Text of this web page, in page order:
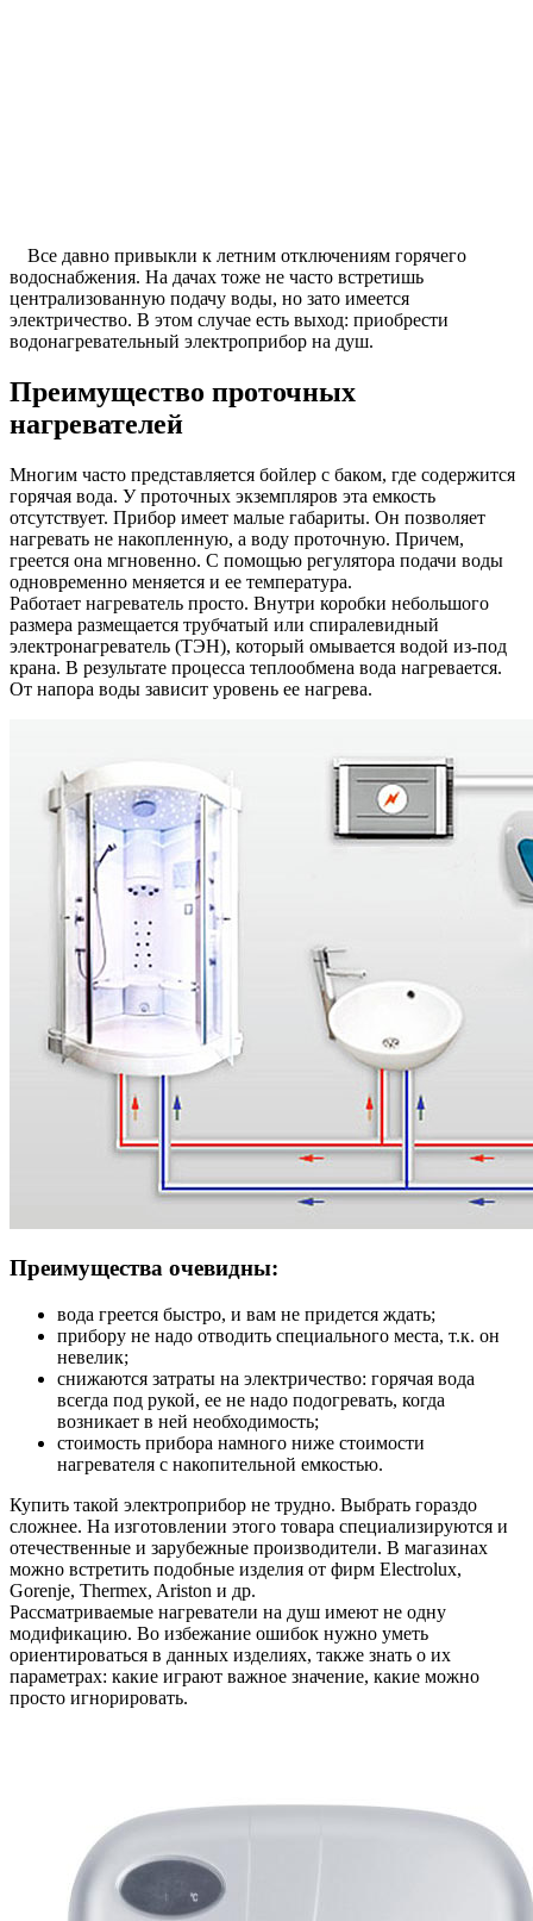
Все давно привыкли к летним отключениям горячего
водоснабжения. На дачах тоже не часто встретишь
централизованную подачу воды, но зато имеется
электричество. В этом случае есть выход: приобрести
водонагревательный электроприбор на душ.
Преимущество проточных
нагревателей
Многим часто представляется бойлер с баком, где содержится
горячая вода. У проточных экземпляров эта емкость
отсутствует. Прибор имеет малые габариты. Он позволяет
нагревать не накопленную, а воду проточную. Причем,
греется она мгновенно. С помощью регулятора подачи воды
одновременно меняется и ее температура.
Работает нагреватель просто. Внутри коробки небольшого
размера размещается трубчатый или спиралевидный
электронагреватель (ТЭН), который омывается водой из-под
крана. В результате процесса теплообмена вода нагревается.
От напора воды зависит уровень ее нагрева.
Преимущества очевидны:
вода греется быстро, и вам не придется ждать;
прибору не надо отводить специального места, т.к. он
невелик;
снижаются затраты на электричество: горячая вода
всегда под рукой, ее не надо подогревать, когда
возникает в ней необходимость;
стоимость прибора намного ниже стоимости
нагревателя с накопительной емкостью.
Купить такой электроприбор не трудно. Выбрать гораздо
сложнее. На изготовлении этого товара специализируются и
отечественные и зарубежные производители. В магазинах
можно встретить подобные изделия от фирм Electrolux,
Gorenje, Thermex, Ariston и др.
Рассматриваемые нагреватели на душ имеют не одну
модификацию. Во избежание ошибок нужно уметь
ориентироваться в данных изделиях, также знать о их
параметрах: какие играют важное значение, какие можно
просто игнорировать.